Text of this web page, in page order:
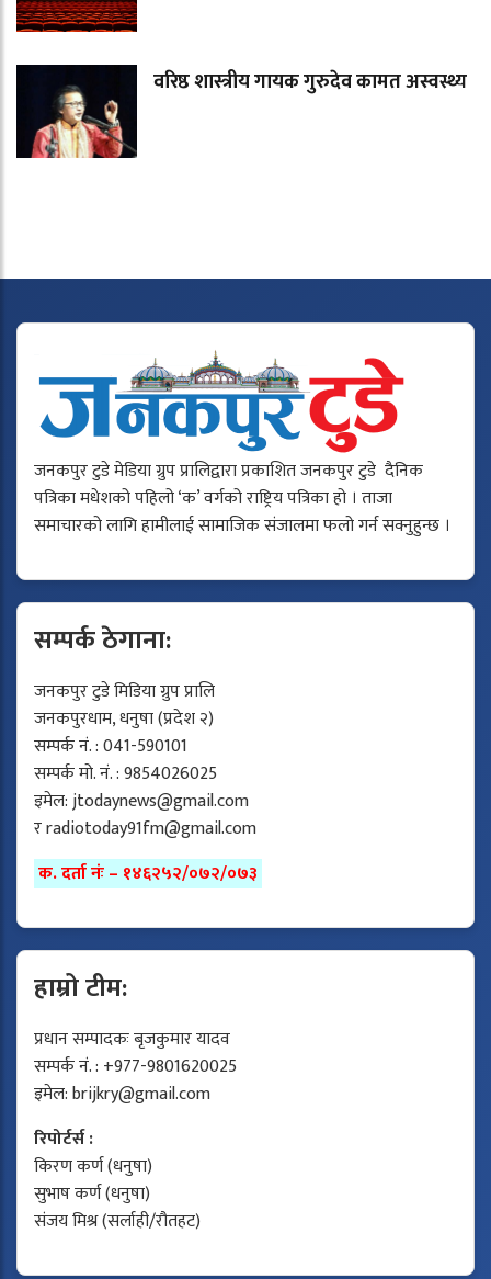
वरिष्ठ शास्त्रीय गायक गुरुदेव कामत अस्वस्थ्य
जनकपुर टुडे मेडिया ग्रुप प्रालिद्वारा प्रकाशित जनकपुर टुडे दैनिक
पत्रिका मधेशको पहिलो ‘क’ वर्गको राष्ट्रिय पत्रिका हो । ताजा
समाचारको लागि हामीलाई सामाजिक संजालमा फलो गर्न सक्नुहुन्छ ।
सम्पर्क ठेगाना:
जनकपुर टुडे मिडिया ग्रुप प्रालि
जनकपुरधाम, धनुषा (प्रदेश २)
सम्पर्क नं. : 041-590101
सम्पर्क मो. नं. : 9854026025
इमेल:jtodaynews@gmail.com
रradiotoday91fm@gmail.com
क. दर्ता नंः – १४६२५२/०७२/०७३
हाम्रो टीम:
प्रधान सम्पादकः बृजकुमार यादव
सम्पर्क नं. : +977-9801620025
इमेल:brijkry@gmail.com
रिपोर्टर्स :
किरण कर्ण (धनुषा)
सुभाष कर्ण (धनुषा)
संजय मिश्र (सर्लाही/रौतहट)